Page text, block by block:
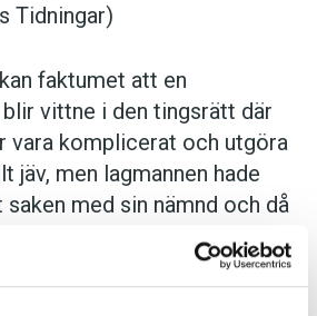
Tidningar)
faktumet att en
blir vittne i den tingsrätt där
vara komplicerat och utgöra
jäv, men lagmannen hade
saken med sin nämnd och då
med människan att göra
problem. (Aftonbladet)